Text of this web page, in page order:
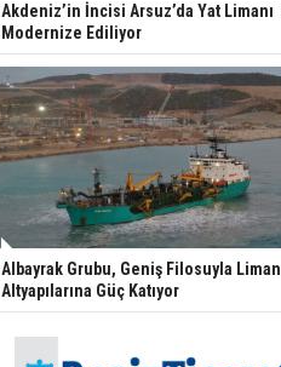
Akdeniz’in İncisi Arsuz’da Yat Limanı
Modernize Ediliyor
Albayrak Grubu, Geniş Filosuyla Liman
Altyapılarına Güç Katıyor